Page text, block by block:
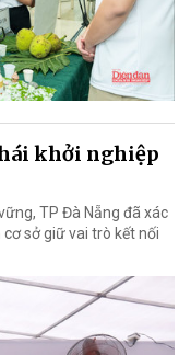
khởi nghiệp
TP Đà Nẵng đã xác
cơ sở giữ vai trò kết nối